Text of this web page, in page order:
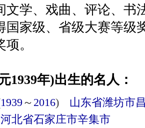
文学、戏曲、评论、书
国家级、省级大赛等级
。
年)出生的名人：
1939 ～ 2016) 山东省潍坊市
河北省石家庄市辛集市